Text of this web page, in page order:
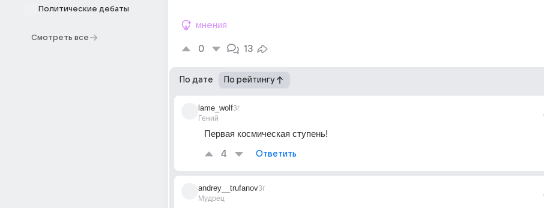
Политические дебаты
Смотреть все
мнения
0 13
По дате По рейтингу
lame_wolf
Гений
3г
Первая космическая ступень!
4 Ответить
andrey__trufanov
Мудрец
3г